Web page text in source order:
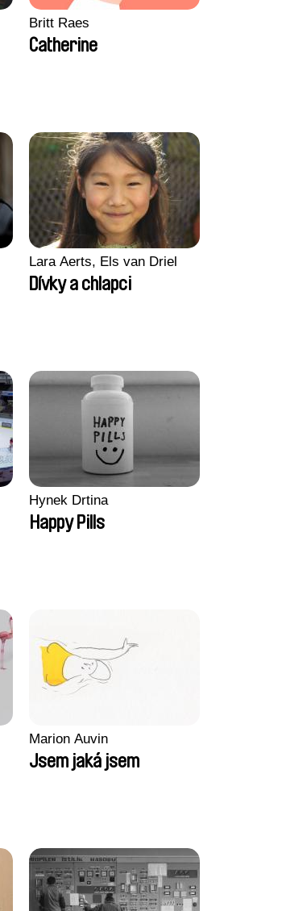
Britt Raes
Catherine
Lara Aerts, Els van Driel
Dívky a chlapci
Hynek Drtina
Happy Pills
Marion Auvin
Jsem jaká jsem